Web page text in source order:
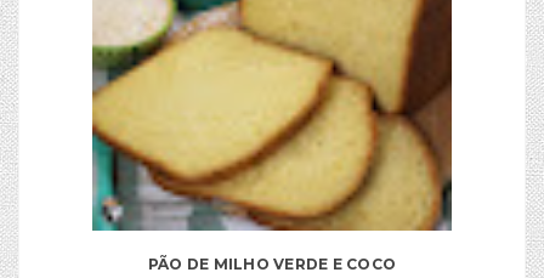
PÃO DE MILHO VERDE E COCO